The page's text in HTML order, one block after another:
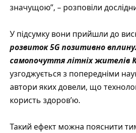
значущою”, – розповіли
У підсумку вони прийшли до
розвиток 5G позитивно
самопочуття літніх жителів
узгоджується з попередніми
автори яких довели, що
користь здоров’ю.
Такий ефект можна пояснити